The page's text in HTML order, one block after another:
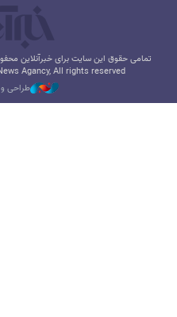
تمامی حقوق این سایت برای خبرآنلاین
Agancy, All rights reserved
طراحی و